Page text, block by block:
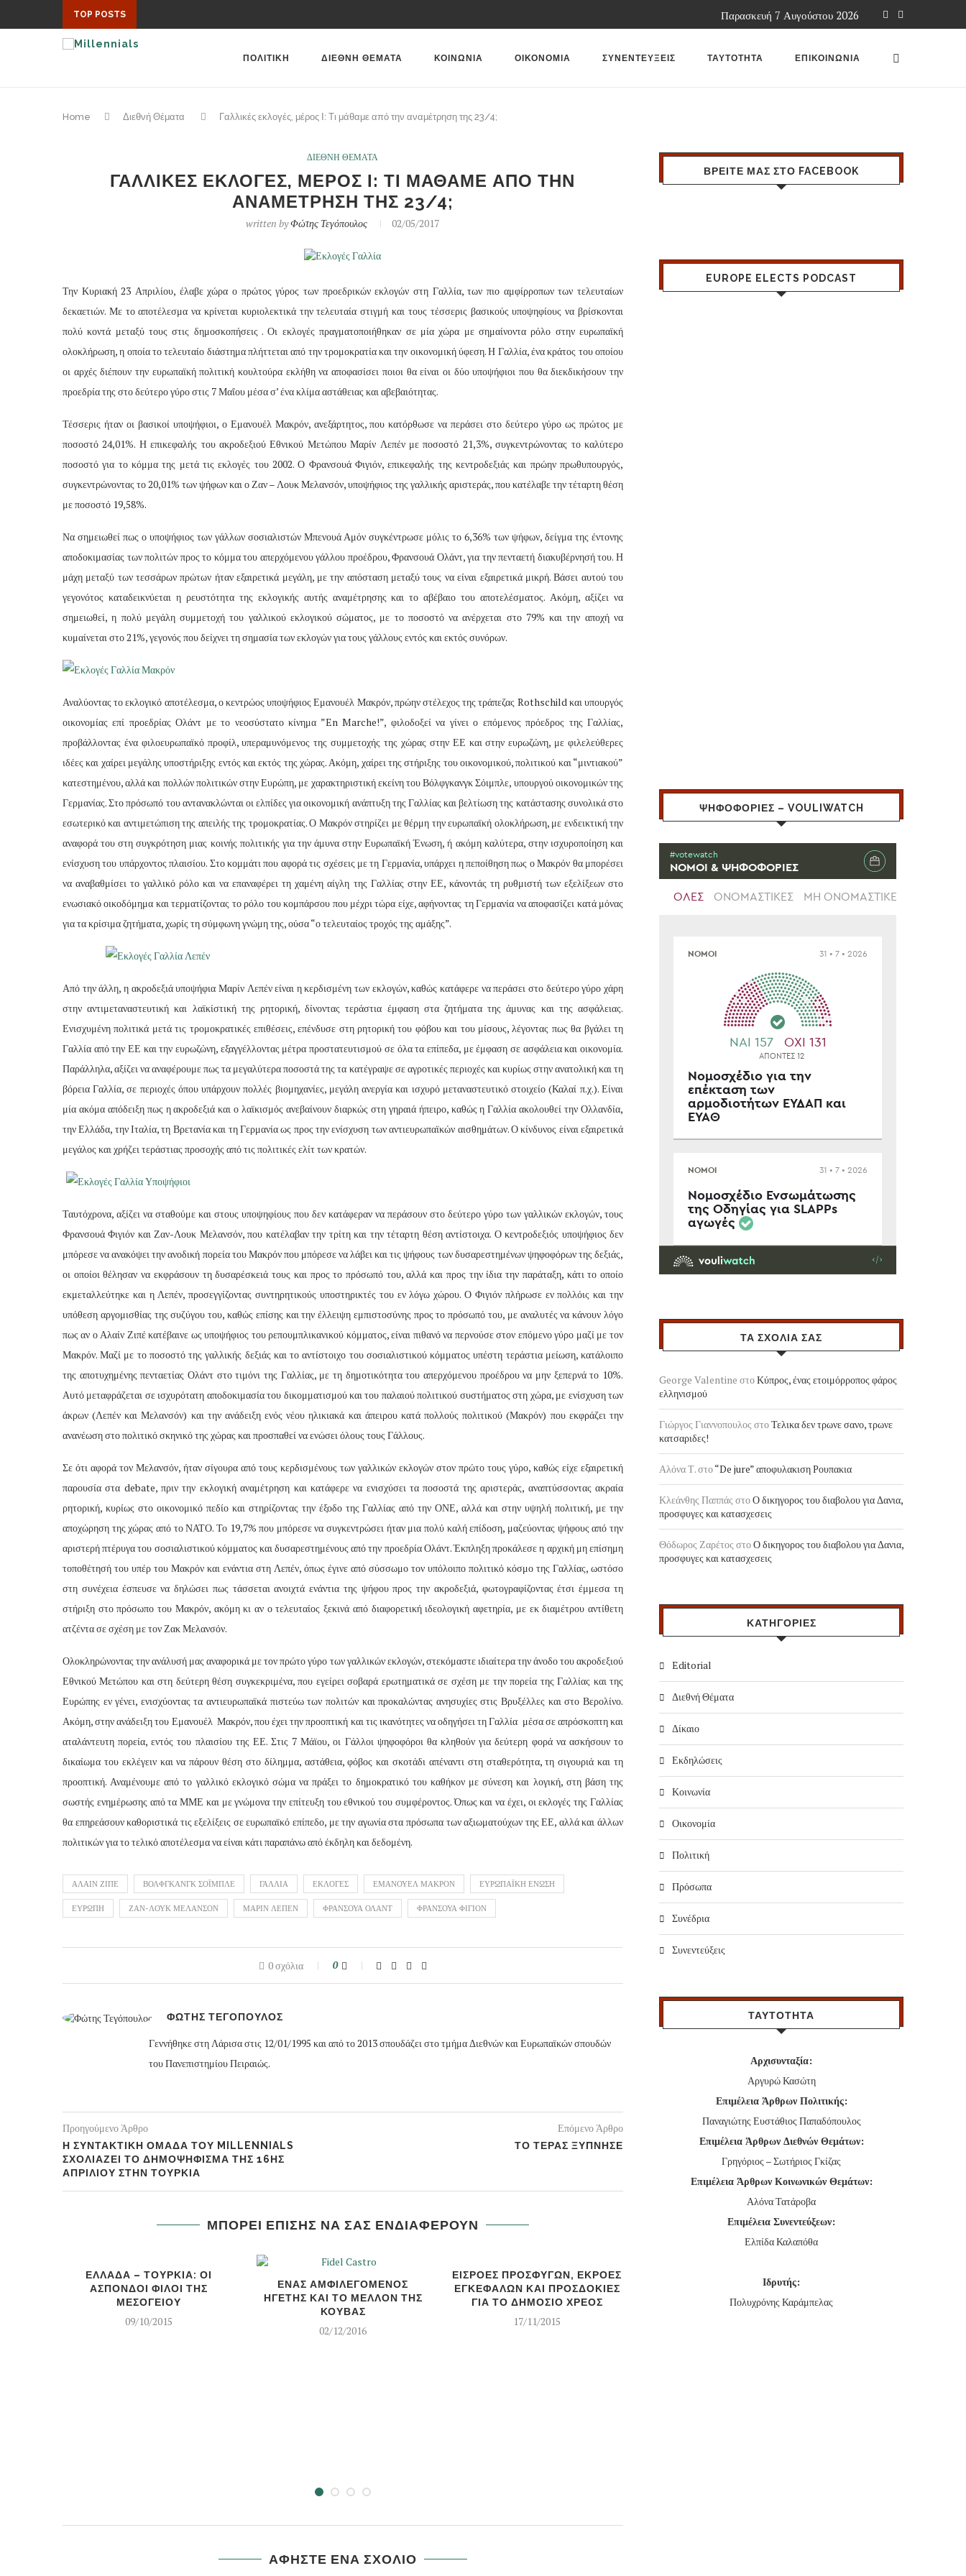
TOP POSTS Παρασκευή 7 Αυγούστου 2026
ΠΟΛΙΤΙΚΗ ΔΙΕΘΝΗ ΘΕΜΑΤΑ ΚΟΙΝΩΝΙΑ ΟΙΚΟΝΟΜΙΑ ΣΥΝΕΝΤΕΥΞΕΙΣ ΤΑΥΤΟΤΗΤΑ ΕΠΙΚΟΙΝΩΝΙΑ
Home Διεθνή Θέματα Γαλλικές εκλογές, μέρος Ι: Τι μάθαμε από την αναμέτρηση της 23/4;
ΔΙΕΘΝΗ ΘΕΜΑΤΑ
ΓΑΛΛΙΚΕΣ ΕΚΛΟΓΕΣ, ΜΕΡΟΣ Ι: ΤΙ ΜΑΘΑΜΕ ΑΠΟ ΤΗΝ
ΑΝΑΜΕΤΡΗΣΗ ΤΗΣ 23/4;
written byΦώτης Τεγόπουλος 02/05/2017
Την Κυριακή 23 Απριλίου, έλαβε χώρα ο πρώτος γύρος των προεδρικών εκλογών στη Γαλλία, των πιο αμφίρροπων των τελευταίων
δεκαετιών. Με το αποτέλεσμα να κρίνεται κυριολεκτικά την τελευταία στιγμή και τους τέσσερις βασικούς υποψηφίους να βρίσκονται
πολύ κοντά μεταξύ τους στις δημοσκοπήσεις . Οι εκλογές πραγματοποιήθηκαν σε μία χώρα με σημαίνοντα ρόλο στην ευρωπαϊκή
ολοκλήρωση, η οποία το τελευταίο διάστημα πλήττεται από την τρομοκρατία και την οικονομική ύφεση. Η Γαλλία, ένα κράτος του οποίου
οι αρχές διέπουν την ευρωπαϊκή πολιτική κουλτούρα εκλήθη να αποφασίσει ποιοι θα είναι οι δύο υποψήφιοι που θα διεκδικήσουν την
προεδρία της στο δεύτερο γύρο στις 7 Μαΐου μέσα σ’ ένα κλίμα αστάθειας και αβεβαιότητας.
Τέσσερις ήταν οι βασικοί υποψήφιοι, ο Εμανουέλ Μακρόν, ανεξάρτητος, που κατόρθωσε να περάσει στο δεύτερο γύρο ως πρώτος με
ποσοστό 24,01%. Η επικεφαλής του ακροδεξιού Εθνικού Μετώπου Μαρίν Λεπέν με ποσοστό 21,3%, συγκεντρώνοντας το καλύτερο
ποσοστό για το κόμμα της μετά τις εκλογές του 2002. Ο Φρανσουά Φιγιόν, επικεφαλής της κεντροδεξιάς και πρώην πρωθυπουργός,
συγκεντρώνοντας το 20,01% των ψήφων και ο Ζαν – Λουκ Μελανσόν, υποψήφιος της γαλλικής αριστεράς, που κατέλαβε την τέταρτη θέση
με ποσοστό 19,58%.
Να σημειωθεί πως ο υποψήφιος των γάλλων σοσιαλιστών Μπενουά Αμόν συγκέντρωσε μόλις το 6,36% των ψήφων, δείγμα της έντονης
αποδοκιμασίας των πολιτών προς το κόμμα του απερχόμενου γάλλου προέδρου, Φρανσουά Ολάντ, για την πενταετή διακυβέρνησή του. Η
μάχη μεταξύ των τεσσάρων πρώτων ήταν εξαιρετικά μεγάλη, με την απόσταση μεταξύ τους να είναι εξαιρετικά μικρή. Βάσει αυτού του
γεγονότος καταδεικνύεται η ρευστότητα της εκλογικής αυτής αναμέτρησης και το αβέβαιο του αποτελέσματος. Ακόμη, αξίζει να
σημειωθεί, η πολύ μεγάλη συμμετοχή του γαλλικού εκλογικού σώματος, με το ποσοστό να ανέρχεται στο 79% και την αποχή να
κυμαίνεται στο 21%, γεγονός που δείχνει τη σημασία των εκλογών για τους γάλλους εντός και εκτός συνόρων.
Αναλύοντας το εκλογικό αποτέλεσμα, ο κεντρώος υποψήφιος Εμανουέλ Μακρόν, πρώην στέλεχος της τράπεζας Rothschild και υπουργός
οικονομίας επί προεδρίας Ολάντ με το νεοσύστατο κίνημα ”En Marche!”, φιλοδοξεί να γίνει ο επόμενος πρόεδρος της Γαλλίας,
προβάλλοντας ένα φιλοευρωπαϊκό προφίλ, υπεραμυνόμενος της συμμετοχής της χώρας στην ΕΕ και στην ευρωζώνη, με φιλελεύθερες
ιδέες και χαίρει μεγάλης υποστήριξης εντός και εκτός της χώρας. Ακόμη, χαίρει της στήριξης του οικονομικού, πολιτικού και “μιντιακού”
κατεστημένου, αλλά και πολλών πολιτικών στην Ευρώπη, με χαρακτηριστική εκείνη του Βόλφγκανγκ Σόιμπλε, υπουργού οικονομικών της
Γερμανίας. Στο πρόσωπό του αντανακλώνται οι ελπίδες για οικονομική ανάπτυξη της Γαλλίας και βελτίωση της κατάστασης συνολικά στο
εσωτερικό και αντιμετώπιση της απειλής της τρομοκρατίας. Ο Μακρόν στηρίζει με θέρμη την ευρωπαϊκή ολοκλήρωση, με ενδεικτική την
αναφορά του στη συγκρότηση μιας κοινής πολιτικής για την άμυνα στην Ευρωπαϊκή Ένωση, ή ακόμη καλύτερα, στην ισχυροποίηση και
ενίσχυση του υπάρχοντος πλαισίου. Στο κομμάτι που αφορά τις σχέσεις με τη Γερμανία, υπάρχει η πεποίθηση πως ο Μακρόν θα μπορέσει
να αναβαθμίσει το γαλλικό ρόλο και να επαναφέρει τη χαμένη αίγλη της Γαλλίας στην ΕΕ, κάνοντάς τη ρυθμιστή των εξελίξεων στο
ενωσιακό οικοδόμημα και τερματίζοντας το ρόλο του κομπάρσου που μέχρι τώρα είχε, αφήνοντας τη Γερμανία να αποφασίζει κατά μόνας
για τα κρίσιμα ζητήματα, χωρίς τη σύμφωνη γνώμη της, ούσα “ο τελευταίος τροχός της αμάξης”.
Από την άλλη, η ακροδεξιά υποψήφια Μαρίν Λεπέν είναι η κερδισμένη των εκλογών, καθώς κατάφερε να περάσει στο δεύτερο γύρο χάρη
στην αντιμεταναστευτική και λαϊκίστική της ρητορική, δίνοντας τεράστια έμφαση στα ζητήματα της άμυνας και της ασφάλειας.
Ενισχυμένη πολιτικά μετά τις τρομοκρατικές επιθέσεις, επένδυσε στη ρητορική του φόβου και του μίσους, λέγοντας πως θα βγάλει τη
Γαλλία από την ΕΕ και την ευρωζώνη, εξαγγέλλοντας μέτρα προστατευτισμού σε όλα τα επίπεδα, με έμφαση σε ασφάλεια και οικονομία.
Παράλληλα, αξίζει να αναφέρουμε πως τα μεγαλύτερα ποσοστά της τα κατέγραψε σε αγροτικές περιοχές και κυρίως στην ανατολική και τη
βόρεια Γαλλία, σε περιοχές όπου υπάρχουν πολλές βιομηχανίες, μεγάλη ανεργία και ισχυρό μεταναστευτικό στοιχείο (Καλαί π.χ.). Είναι
μία ακόμα απόδειξη πως η ακροδεξιά και ο λαϊκισμός ανεβαίνουν διαρκώς στη γηραιά ήπειρο, καθώς η Γαλλία ακολουθεί την Ολλανδία,
την Ελλάδα, την Ιταλία, τη Βρετανία και τη Γερμανία ως προς την ενίσχυση των αντιευρωπαϊκών αισθημάτων. Ο κίνδυνος είναι εξαιρετικά
μεγάλος και χρήζει τεράστιας προσοχής από τις πολιτικές ελίτ των κρατών.
Ταυτόχρονα, αξίζει να σταθούμε και στους υποψηφίους που δεν κατάφεραν να περάσουν στο δεύτερο γύρο των γαλλικών εκλογών, τους
Φρανσουά Φιγιόν και Ζαν-Λουκ Μελανσόν, που κατέλαβαν την τρίτη και την τέταρτη θέση αντίστοιχα. Ο κεντροδεξιός υποψήφιος δεν
μπόρεσε να ανακόψει την ανοδική πορεία του Μακρόν που μπόρεσε να λάβει και τις ψήφους των δυσαρεστημένων ψηφοφόρων της δεξιάς,
οι οποίοι θέλησαν να εκφράσουν τη δυσαρέσκειά τους και προς το πρόσωπό του, αλλά και προς την ίδια την παράταξη, κάτι το οποίο
εκμεταλλεύτηκε και η Λεπέν, προσεγγίζοντας συντηρητικούς υποστηρικτές του εν λόγω χώρου. Ο Φιγιόν πλήρωσε εν πολλόις και την
υπόθεση αργομισθίας της συζύγου του, καθώς επίσης και την έλλειψη εμπιστοσύνης προς το πρόσωπό του, με αναλυτές να κάνουν λόγο
πως αν ο Αλαίν Ζιπέ κατέβαινε ως υποψήφιος του ρεπουμπλικανικού κόμματος, είναι πιθανό να περνούσε στον επόμενο γύρο μαζί με τον
Μακρόν. Μαζί με το ποσοστό της γαλλικής δεξιάς και το αντίστοιχο του σοσιαλιστικού κόμματος υπέστη τεράστια μείωση, κατάλοιπο
της αποτυχημένης πενταετίας Ολάντ στο τιμόνι της Γαλλίας, με τη δημοτικότητα του απερχόμενου προέδρου να μην ξεπερνά το 10%.
Αυτό μεταφράζεται σε ισχυρότατη αποδοκιμασία του δικομματισμού και του παλαιού πολιτικού συστήματος στη χώρα, με ενίσχυση των
άκρων (Λεπέν και Μελανσόν) και την ανάδειξη ενός νέου ηλικιακά και άπειρου κατά πολλούς πολιτικού (Μακρόν) που εκφράζει την
ανανέωση στο πολιτικό σκηνικό της χώρας και προσπαθεί να ενώσει όλους τους Γάλλους.
Σε ότι αφορά τον Μελανσόν, ήταν σίγουρα από τους κερδισμένους των γαλλικών εκλογών στον πρώτο τους γύρο, καθώς είχε εξαιρετική
παρουσία στα debate, πριν την εκλογική αναμέτρηση και κατάφερε να ενισχύσει τα ποσοστά της αριστεράς, αναπτύσσοντας ακραία
ρητορική, κυρίως στο οικονομικό πεδίο και στηρίζοντας την έξοδο της Γαλλίας από την ΟΝΕ, αλλά και στην υψηλή πολιτική, με την
αποχώρηση της χώρας από το ΝΑΤΟ. Το 19,7% που μπόρεσε να συγκεντρώσει ήταν μια πολύ καλή επίδοση, μαζεύοντας ψήφους από την
αριστερή πτέρυγα του σοσιαλιστικού κόμματος και δυσαρεστημένους από την προεδρία Ολάντ. Έκπληξη προκάλεσε η αρχική μη επίσημη
τοποθέτησή του υπέρ του Μακρόν και ενάντια στη Λεπέν, όπως έγινε από σύσσωμο τον υπόλοιπο πολιτικό κόσμο της Γαλλίας, ωστόσο
στη συνέχεια έσπευσε να δηλώσει πως τάσσεται ανοιχτά ενάντια της ψήφου προς την ακροδεξιά, φωτογραφίζοντας έτσι έμμεσα τη
στήριξη στο πρόσωπο του Μακρόν, ακόμη κι αν ο τελευταίος ξεκινά από διαφορετική ιδεολογική αφετηρία, με εκ διαμέτρου αντίθετη
ατζέντα σε σχέση με τον Ζακ Μελανσόν.
Ολοκληρώνοντας την ανάλυσή μας αναφορικά με τον πρώτο γύρο των γαλλικών εκλογών, στεκόμαστε ιδιαίτερα την άνοδο του ακροδεξιού
Εθνικού Μετώπου και στη δεύτερη θέση συγκεκριμένα, που εγείρει σοβαρά ερωτηματικά σε σχέση με την πορεία της Γαλλίας και της
Ευρώπης εν γένει, ενισχύοντας τα αντιευρωπαϊκά πιστεύω των πολιτών και προκαλώντας ανησυχίες στις Βρυξέλλες και στο Βερολίνο.
Ακόμη, στην ανάδειξη του Εμανουέλ Μακρόν, που έχει την προοπτική και τις ικανότητες να οδηγήσει τη Γαλλία μέσα σε απρόσκοπτη και
αταλάντευτη πορεία, εντός του πλαισίου της ΕΕ. Στις 7 Μάϊου, οι Γάλλοι ψηφοφόροι θα κληθούν για δεύτερη φορά να ασκήσουν το
δικαίωμα του εκλέγειν και να πάρουν θέση στο δίλημμα, αστάθεια, φόβος και σκοτάδι απέναντι στη σταθερότητα, τη σιγουριά και τη
προοπτική. Αναμένουμε από το γαλλικό εκλογικό σώμα να πράξει το δημοκρατικό του καθήκον με σύνεση και λογική, στη βάση της
σωστής ενημέρωσης από τα ΜΜΕ και με γνώμονα την επίτευξη του εθνικού του συμφέροντος. Όπως και να έχει, οι εκλογές της Γαλλίας
θα επηρεάσουν καθοριστικά τις εξελίξεις σε ευρωπαϊκό επίπεδο, με την αγωνία στα πρόσωπα των αξιωματούχων της ΕΕ, αλλά και άλλων
πολιτικών για το τελικό αποτέλεσμα να είναι κάτι παραπάνω από έκδηλη και δεδομένη.
ΑΛΑΙΝ ΖΙΠΕ ΒΟΛΦΓΚΑΝΓΚ ΣΟΪΜΠΛΕ ΓΑΛΛΙΑ ΕΚΛΟΓΕΣ ΕΜΑΝΟΥΕΛ ΜΑΚΡΟΝ ΕΥΡΩΠΑΪΚΗ ΕΝΩΣΗ
ΕΥΡΩΠΗ ΖΑΝ-ΛΟΥΚ ΜΕΛΑΝΣΟΝ ΜΑΡΙΝ ΛΕΠΕΝ ΦΡΑΝΣΟΥΑ ΟΛΑΝΤ ΦΡΑΝΣΟΥΑ ΦΙΓΙΟΝ
0 σχόλια 0
ΦΩΤΗΣ ΤΕΓΟΠΟΥΛΟΣ
Γεννήθηκε στη Λάρισα στις 12/01/1995 και από το 2013 σπουδάζει στο τμήμα Διεθνών και Ευρωπαϊκών σπουδών
του Πανεπιστημίου Πειραιώς.
Προηγούμενο Άρθρο
Η ΣΥΝΤΑΚΤΙΚΗ ΟΜΑΔΑ ΤΟΥ MILLENNIALS
ΣΧΟΛΙΑΖΕΙ ΤΟ ΔΗΜΟΨΗΦΙΣΜΑ ΤΗΣ 16ΗΣ
ΑΠΡΙΛΙΟΥ ΣΤΗΝ ΤΟΥΡΚΙΑ
Επόμενο Άρθρο
ΤΟ ΤΕΡΑΣ ΞΥΠΝΗΣΕ
ΜΠΟΡΕΙ ΕΠΙΣΗΣ ΝΑ ΣΑΣ ΕΝΔΙΑΦΕΡΟΥΝ
ΕΛΛΑΔΑ – ΤΟΥΡΚΙΑ: ΟΙ
ΑΣΠΟΝΔΟΙ ΦΙΛΟΙ ΤΗΣ
ΜΕΣΟΓΕΙΟΥ
09/10/2015
ΕΝΑΣ ΑΜΦΙΛΕΓΟΜΕΝΟΣ
ΗΓΕΤΗΣ ΚΑΙ ΤΟ ΜΕΛΛΟΝ ΤΗΣ
ΚΟΥΒΑΣ
02/12/2016
ΕΙΣΡΟΕΣ ΠΡΟΣΦΥΓΩΝ, ΕΚΡΟΕΣ
ΕΓΚΕΦΑΛΩΝ ΚΑΙ ΠΡΟΣΔΟΚΙΕΣ
ΓΙΑ ΤΟ ΔΗΜΟΣΙΟ ΧΡΕΟΣ
17/11/2015
ΑΦΗΣΤΕ ΕΝΑ ΣΧΟΛΙΟ
ΒΡΕΙΤΕ ΜΑΣ ΣΤΟ FACEBOOK
EUROPE ELECTS PODCAST
ΨΗΦΟΦΟΡΙΕΣ – VOULIWATCH
ΤΑ ΣΧΟΛΙΑ ΣΑΣ
George Valentine στοΚύπρος, ένας ετοιμόρροπος φάρος
ελληνισμού
Γιώργος Γιαννοπουλος στοΤελικα δεν τρωνε σανο, τρωνε
κατσαριδες!
Αλόνα Τ.στο“De jure” αποφυλακιση Ρουπακια
Κλεάνθης Παππάς στοΟ δικηγορος του διαβολου για Δανια,
προσφυγες και κατασχεσεις
Θόδωρος Ζαρέτος στοΟ δικηγορος του διαβολου για Δανια,
προσφυγες και κατασχεσεις
ΚΑΤΗΓΟΡΙΕΣ
Editorial
Διεθνή Θέματα
Δίκαιο
Εκδηλώσεις
Κοινωνία
Οικονομία
Πολιτική
Πρόσωπα
Συνέδρια
Συνεντεύξεις
ΤΑΥΤΟΤΗΤΑ
Αρχισυνταξία:
Αργυρώ Κασώτη
Επιμέλεια Άρθρων Πολιτικής:
Παναγιώτης Ευστάθιος Παπαδόπουλος
Επιμέλεια Άρθρων Διεθνών Θεμάτων:
Γρηγόριος – Σωτήριος Γκίζας
Επιμέλεια Άρθρων Κοινωνικών Θεμάτων:
Αλόνα Τατάροβα
Επιμέλεια Συνεντεύξεων:
Ελπίδα Καλαπόθα
Ιδρυτής:
Πολυχρόνης Καράμπελας